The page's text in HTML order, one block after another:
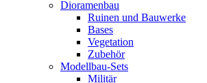
Dioramenbau
Ruinen und Bauwerke
Bases
Vegetation
Zubehör
Modellbau-Sets
Militär